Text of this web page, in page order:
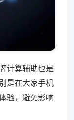
计算辅助也是
是在大家手机
验，避免影响